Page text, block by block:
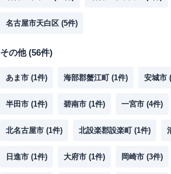
名古屋市天白区 (5件)
その他(56件)
あま市 (1件) 海部郡蟹江町 (1件) 安城市 (
半田市 (1件) 碧南市 (1件) 一宮市 (4件)
北名古屋市 (1件) 北設楽郡設楽町 (1件)
日進市 (1件) 大府市 (1件) 岡崎市 (3件)